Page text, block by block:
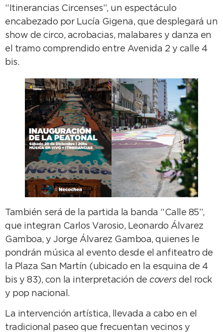
“Itinerancias Circenses”, un espectáculo
encabezado por Lucía Gigena, que desplegará un
show de circo, acrobacias, malabares y danza en
el tramo comprendido entre Avenida 2 y calle 4
bis.
También será de la partida la banda “Calle 85”,
que integran Carlos Varosio, Leonardo Álvarez
Gamboa, y Jorge Álvarez Gamboa, quienes le
pondrán música al evento desde el anfiteatro de
la Plaza San Martín (ubicado en la esquina de 4
bis y 83), con la interpretación de coversdel rock
y pop nacional.
La intervención artística, llevada a cabo en el
tradicional paseo que frecuentan vecinos y